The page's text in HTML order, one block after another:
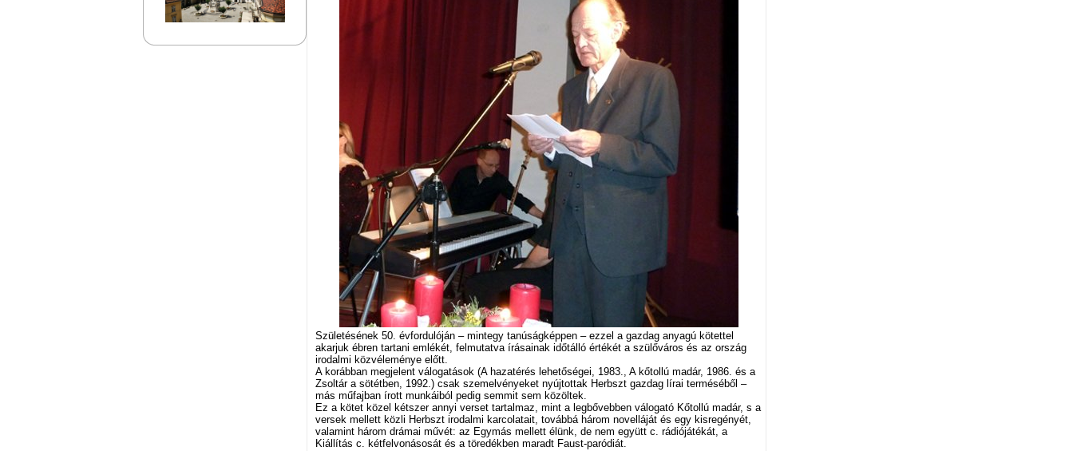
Születésének 50. évfordulóján – mintegy tanúságképpen – ezzel a gazdag anyagú kötettel
akarjuk ébren tartani emlékét, felmutatva írásainak időtálló értékét a szülőváros és az ország
irodalmi közvéleménye előtt.
A korábban megjelent válogatások (A hazatérés lehetőségei, 1983., A kőtollú madár, 1986. és a
Zsoltár a sötétben, 1992.) csak szemelvényeket nyújtottak Herbszt gazdag lírai terméséből –
más műfajban írott munkáiból pedig semmit sem közöltek.
Ez a kötet közel kétszer annyi verset tartalmaz, mint a legbővebben válogató Kőtollú madár, s a
versek mellett közli Herbszt irodalmi karcolatait, továbbá három novelláját és egy kisregényét,
valamint három drámai művét: az Egymás mellett élünk, de nem együtt c. rádiójátékát, a
Kiállítás c. kétfelvonásosát és a töredékben maradt Faust-paródiát.